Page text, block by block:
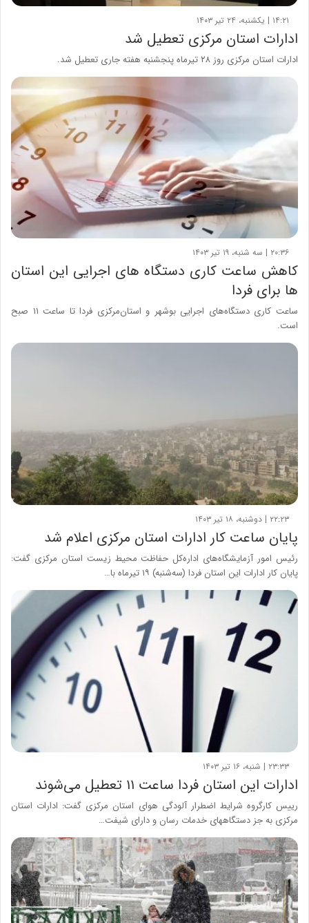
۱۴:۲۱ | یکشنبه، ۲۴ تیر ۱۴۰۳
ادارات استان مرکزی تعطیل شد
ادارات استان مرکزی روز ۲۸ تیرماه پنجشنبه هفته جاری تعطیل شد.
۲۰:۳۶ | سه شنبه، ۱۹ تیر ۱۴۰۳
کاهش ساعت کاری دستگاه های اجرایی این استان
ها برای فردا
ساعت کاری دستگاه‌های اجرایی بوشهر و استان‌مرکزی فردا تا ساعت ۱۱ صبح
است.
۲۲:۲۳ | دوشنبه، ۱۸ تیر ۱۴۰۳
پایان ساعت کار ادارات استان مرکزی اعلام شد
رئیس امور آزمایشگاه‌های اداره‌کل حفاظت محیط زیست استان مرکزی گفت:
پایان کار ادارات این استان فردا (سه‌شنبه) ۱۹ تیرماه با…
۲۳:۳۳ | شنبه، ۱۶ تیر ۱۴۰۳
ادارات این استان فردا ساعت ۱۱ تعطیل می‌شوند
رییس کارگروه شرایط اضطرار آلودگی هوای استان مرکزی گفت: ادارات استان
مرکزی به جز دستگاههای خدمات رسان و دارای شیفت…